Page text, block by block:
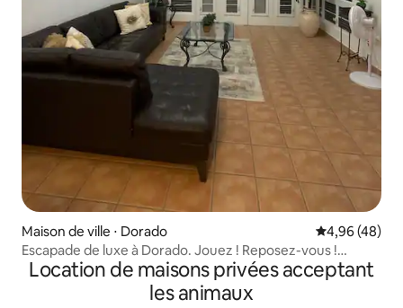
Maison de ville ⋅ Dorado Évaluation
4,96 (48)
Escapade de luxe à Dorado. Jouez ! Reposez-vous !
Détendez-vous !
Location de maisons privées acceptant
les animaux